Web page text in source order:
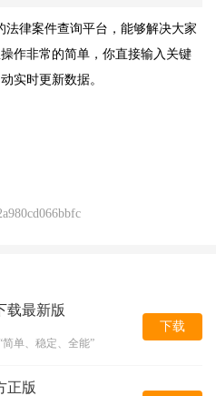
法律案件查询平台，能够解决大家
作非常的简单，你直接输入关键
实时更新数据。
载最新版
简单、稳定、全能”
下载
正版